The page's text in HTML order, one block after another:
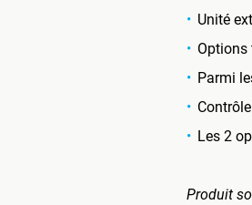
Unité
Options
Parmi
Les 2
Produit